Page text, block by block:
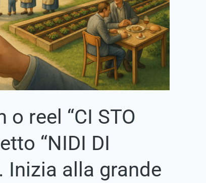
reel “CI STO
“NIDI DI
Inizia alla grande